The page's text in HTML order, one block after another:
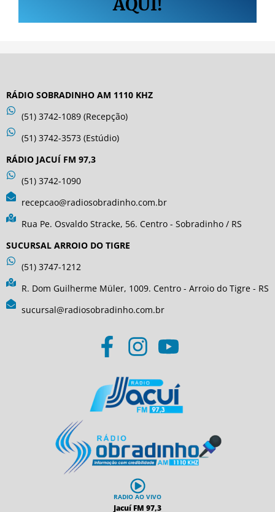
RÁDIO SOBRADINHO AM 1110 KHZ
(51) 3742-1089 (Recepção)
(51) 3742-3573 (Estúdio)
RÁDIO JACUÍ FM 97,3
(51) 3742-1090
recepcao@radiosobradinho.com.br
Rua Pe. Osvaldo Stracke, 56. Centro - Sobradinho / RS
SUCURSAL ARROIO DO TIGRE
(51) 3747-1212
R. Dom Guilherme Müler, 1009. Centro - Arroio do Tigre - RS
sucursal@radiosobradinho.com.br
RADIO AO VIVO
Jacuí FM 97,3